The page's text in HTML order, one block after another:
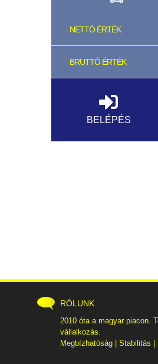
NETTÓ ÉRTÉK
BRUTTÓ ÉRTÉK
BELÉPÉS
RÓLUNK
2010 óta a magyar piacon.
vállalkozás.
Megbízhatóság | Stabilitás |